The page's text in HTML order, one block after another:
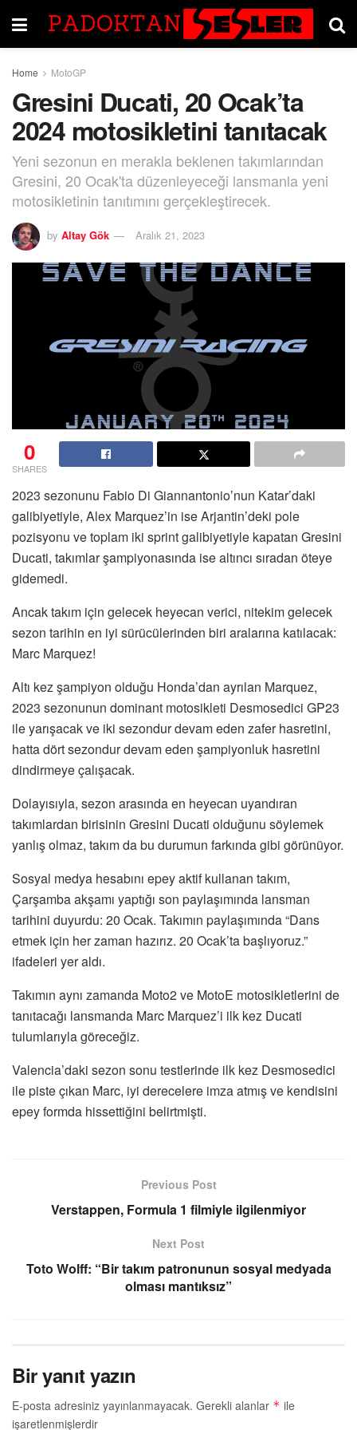
Home MotoGP
Gresini Ducati, 20 Ocak’ta
2024 motosikletini tanıtacak
Yeni sezonun en merakla beklenen takımlarından
Gresini, 20 Ocak'ta düzenleyeceği lansmanla yeni
motosikletinin tanıtımını gerçekleştirecek.
by Altay Gök Aralık 21, 2023
0
SHARES
2023 sezonunu Fabio Di Giannantonio’nun Katar’daki
galibiyetiyle, Alex Marquez’in ise Arjantin’deki pole
pozisyonu ve toplam iki sprint galibiyetiyle kapatan Gresini
Ducati, takımlar şampiyonasında ise altıncı sıradan öteye
gidemedi.
Ancak takım için gelecek heyecan verici, nitekim gelecek
sezon tarihin en iyi sürücülerinden biri aralarına katılacak:
Marc Marquez!
Altı kez şampiyon olduğu Honda’dan ayrılan Marquez,
2023 sezonunun dominant motosikleti Desmosedici GP23
ile yarışacak ve iki sezondur devam eden zafer hasretini,
hatta dört sezondur devam eden şampiyonluk hasretini
dindirmeye çalışacak.
Dolayısıyla, sezon arasında en heyecan uyandıran
takımlardan birisinin Gresini Ducati olduğunu söylemek
yanlış olmaz, takım da bu durumun farkında gibi görünüyor.
Sosyal medya hesabını epey aktif kullanan takım,
Çarşamba akşamı yaptığı son paylaşımında lansman
tarihini duyurdu: 20 Ocak. Takımın paylaşımında “Dans
etmek için her zaman hazırız. 20 Ocak’ta başlıyoruz.”
ifadeleri yer aldı.
Takımın aynı zamanda Moto2 ve MotoE motosikletlerini de
tanıtacağı lansmanda Marc Marquez’i ilk kez Ducati
tulumlarıyla göreceğiz.
Valencia’daki sezon sonu testlerinde ilk kez Desmosedici
ile piste çıkan Marc, iyi derecelere imza atmış ve kendisini
epey formda hissettiğini belirtmişti.
Previous Post
Verstappen, Formula 1 filmiyle ilgilenmiyor
Next Post
Toto Wolff: “Bir takım patronunun sosyal medyada
olması mantıksız”
Bir yanıt yazın
E-posta adresiniz yayınlanmayacak. Gerekli alanlar * ile
işaretlenmişlerdir